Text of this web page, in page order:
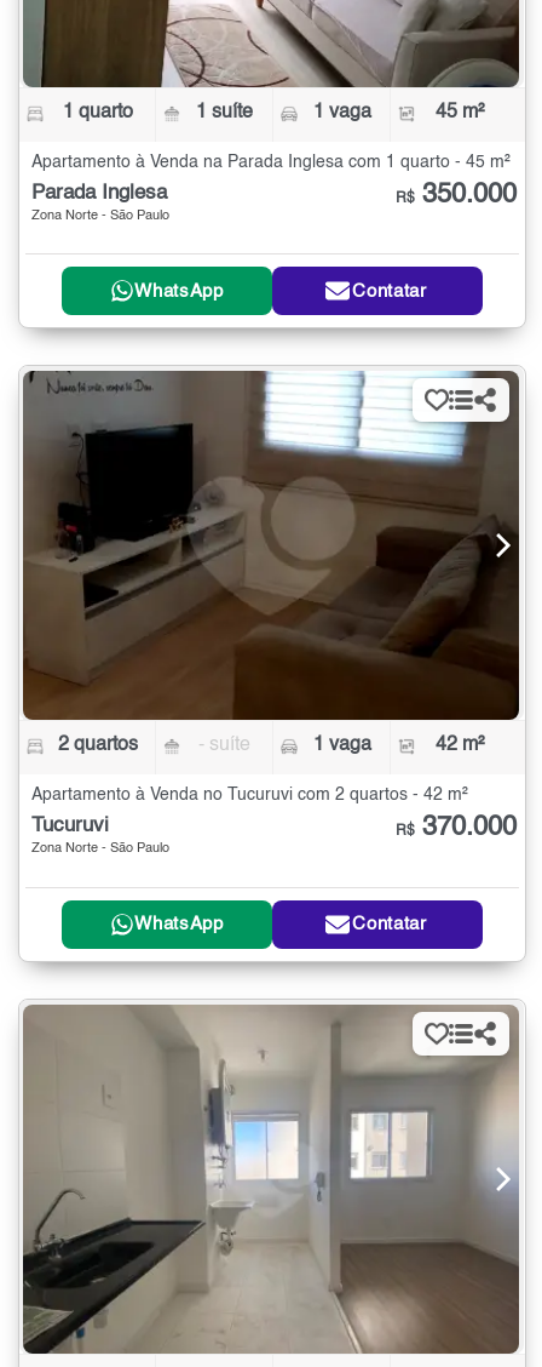
1 quarto 1 suíte 1 vaga 45 m²
Apartamento à Venda na Parada Inglesa com 1 quarto - 45 m²
Parada Inglesa
Zona Norte - São Paulo
R$ 350.000
WhatsApp Contatar
2 quartos - suíte 1 vaga 42 m²
Apartamento à Venda no Tucuruvi com 2 quartos - 42 m²
Tucuruvi
Zona Norte - São Paulo
R$ 370.000
WhatsApp Contatar